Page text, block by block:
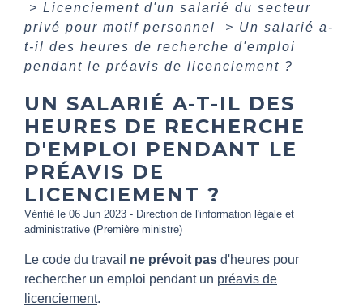
> Licenciement d'un salarié du secteur
privé pour motif personnel
> Un salarié a-
t-il des heures de recherche d'emploi
pendant le préavis de licenciement ?
UN SALARIÉ A-T-IL DES
HEURES DE RECHERCHE
D'EMPLOI PENDANT LE
PRÉAVIS DE
LICENCIEMENT ?
Vérifié le 06 Jun 2023 - Direction de l'information légale et
administrative (Première ministre)
Le code du travail ne prévoit pas d'heures pour
rechercher un emploi pendant un préavis de
licenciement.